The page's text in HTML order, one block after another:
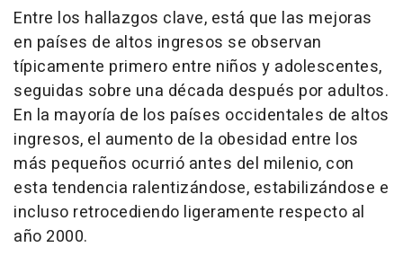
Entre los hallazgos clave, está que las mejoras
en países de altos ingresos se observan
típicamente primero entre niños y adolescentes,
seguidas sobre una década después por adultos.
En la mayoría de los países occidentales de altos
ingresos, el aumento de la obesidad entre los
más pequeños ocurrió antes del milenio, con
esta tendencia ralentizándose, estabilizándose e
incluso retrocediendo ligeramente respecto al
año 2000.